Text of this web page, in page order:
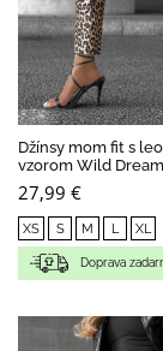
Džínsy mom fit s
vzorom Wild
27,99 €
XS S M L XL
Doprava